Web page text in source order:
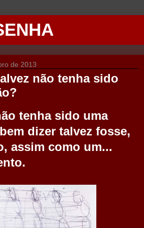
de 2013
não tenha sido
tenha sido uma
dizer talvez fosse,
assim como um...